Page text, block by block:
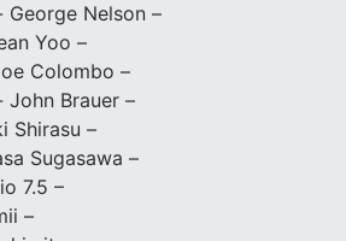
Nelson –
Yoo –
Colombo –
Brauer –
Shirasu –
Sugasawa –
7.5 –
–